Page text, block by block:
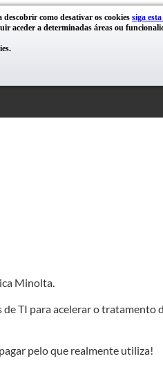
como desativar os cookies siga
aceder a determinadas áreas ou
Minolta.
TI para acelerar o tratamento
pelo que realmente utiliza!